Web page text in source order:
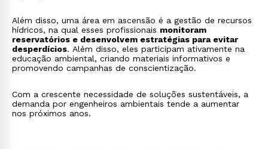
Além disso, uma área em ascensão é a gestão de recursos
hídricos, na qual esses profissionais monitoram
reservatórios e desenvolvem estratégias para evitar
desperdícios. Além disso, eles participam ativamente na
educação ambiental, criando materiais informativos e
promovendo campanhas de conscientização.
Com a crescente necessidade de soluções sustentáveis, a
demanda por engenheiros ambientais tende a aumentar
nos próximos anos.